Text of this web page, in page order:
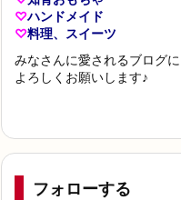
♡ハンドメイド
♡料理、スイーツ
みなさんに愛されるブログ
よろしくお願いします♪
フォローする